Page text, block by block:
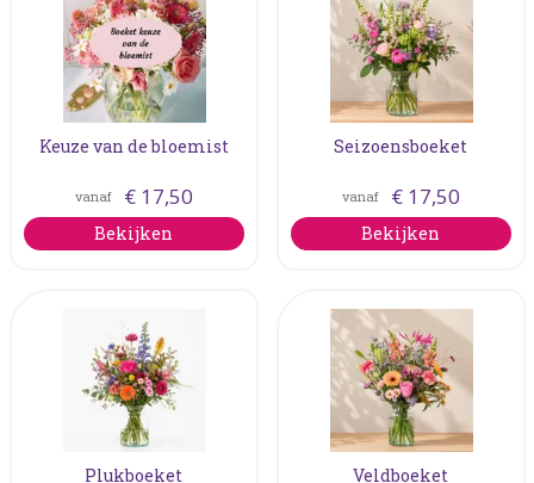
Keuze van de bloemist
vanaf € 17,50
Bekijken
Seizoensboeket
vanaf € 17,50
Bekijken
Plukboeket Veldboeket